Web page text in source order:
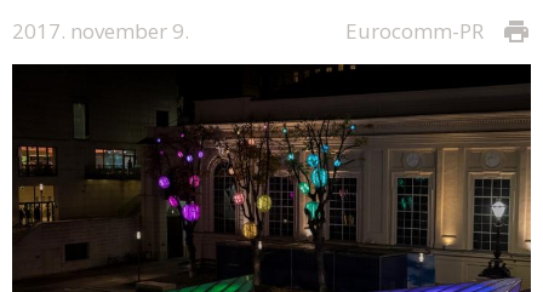
2017. november 9. print
Eurocomm-PR